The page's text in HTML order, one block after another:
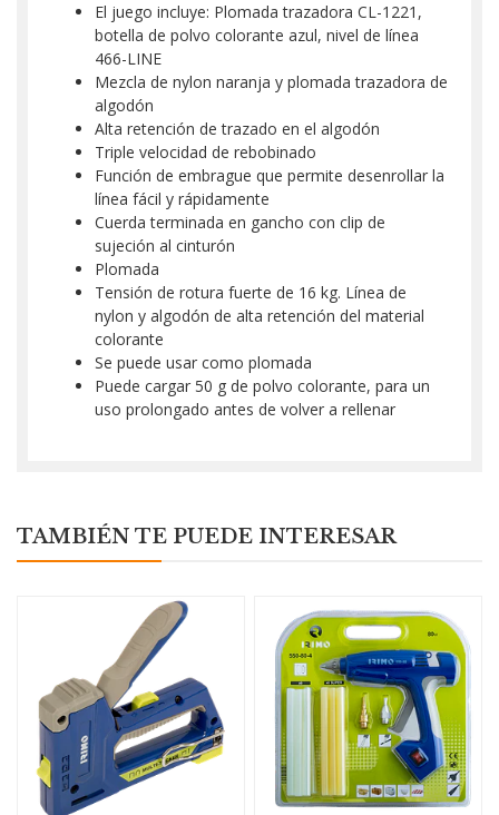
El juego incluye: Plomada trazadora CL-1221,
botella de polvo colorante azul, nivel de línea
466-LINE
Mezcla de nylon naranja y plomada trazadora de
algodón
Alta retención de trazado en el algodón
Triple velocidad de rebobinado
Función de embrague que permite desenrollar la
línea fácil y rápidamente
Cuerda terminada en gancho con clip de
sujeción al cinturón
Plomada
Tensión de rotura fuerte de 16 kg. Línea de
nylon y algodón de alta retención del material
colorante
Se puede usar como plomada
Puede cargar 50 g de polvo colorante, para un
uso prolongado antes de volver a rellenar
TAMBIÉN TE PUEDE INTERESAR